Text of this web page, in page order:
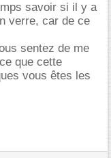
savoir si il y a
verre, car de ce
sentez de me
que cette
vous êtes les